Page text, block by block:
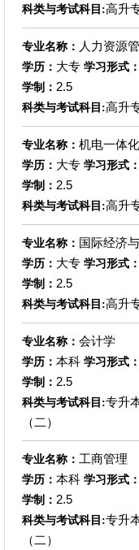
科类与考试科目:高升
专业名称： 人力资源
学历： 大专 学习形式：
学制： 2.5
科类与考试科目:高升
专业名称： 机电一体
学历： 大专 学习形式：
学制： 2.5
科类与考试科目:高升
专业名称： 国际经济
学历： 大专 学习形式：
学制： 2.5
科类与考试科目:高升
专业名称： 会计学
学历： 本科 学习形式：
学制： 2.5
科类与考试科目:专升
（二）
专业名称： 工商管理
学历： 本科 学习形式：
学制： 2.5
科类与考试科目:专升
（二）